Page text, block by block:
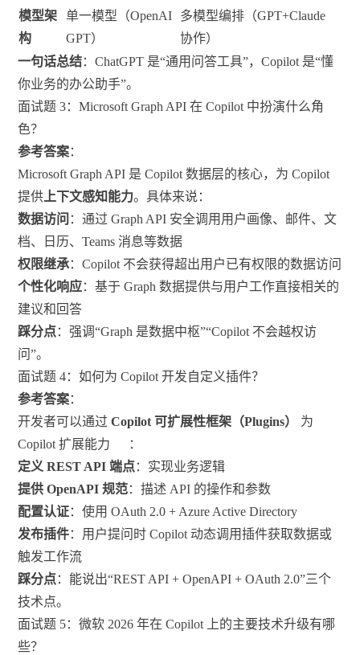
模型架
构
单一模型（OpenAI
GPT）
多模型编排（GPT+Claude
协作）
一句话总结：ChatGPT 是“通用问答工具”，Copilot 是“懂
你业务的办公助手”。
面试题 3：Microsoft Graph API 在 Copilot 中扮演什么角
色？
参考答案：
Microsoft Graph API 是 Copilot 数据层的核心，为 Copilot
提供上下文感知能力。具体来说：
数据访问 ：通过 Graph API 安全调用用户画像、邮件、文
档、日历、Teams 消息等数据
权限继承：Copilot 不会获得超出用户已有权限的数据访问
个性化响应：基于 Graph 数据提供与用户工作直接相关的
建议和回答
踩分点：强调“Graph 是数据中枢”“Copilot 不会越权访
问”。
面试题 4：如何为 Copilot 开发自定义插件？
参考答案：
开发者可以通过Copilot 可扩展性框架（Plugins）
为
Copilot 扩展能力
：
定义 REST API 端点：实现业务逻辑
提供 OpenAPI 规范：描述 API 的操作和参数
配置认证：使用 OAuth 2.0 + Azure Active Directory
发布插件：用户提问时 Copilot 动态调用插件获取数据或
触发工作流
踩分点：能说出“REST API + OpenAPI + OAuth 2.0”三个
技术点。
面试题 5：微软 2026 年在 Copilot 上的主要技术升级有哪
些？